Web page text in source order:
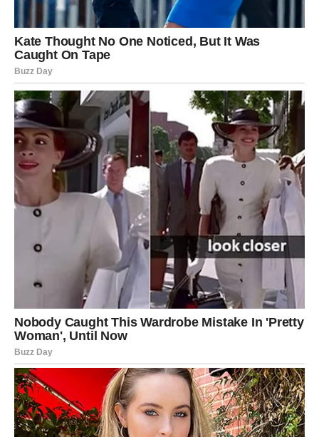
Svako od ovih stanja povećava vjerojatnost razvoja bolesti
srca. “Odgađanje doručka može dovesti do smanjene
osjetljivosti na inzulin, čime se povećava rizik od srčanih
problema”, rekao je kardiolog Bupendar Tajal.
Srour je dalje primijetio da kasna večera, kada su razine
melatonina najviše, može spriječiti sposobnost tijela da
učinkovito metabolizira hranu. Studija provedena 2020.
pokazuje da kasno uzimanje obroka može rezultirati
debljanjem i padom metabolizma masti. Budući da postoji
jaka korelacija između pretilosti i bolesti srca, nije
iznenađujuće da ovaj aspekt također može povećati rizik
od razvoja bolesti srca.
Oglasi